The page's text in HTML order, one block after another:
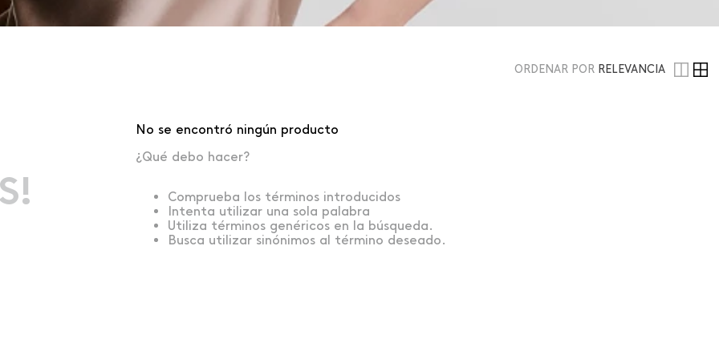
ORDENAR POR RELEVANCIA
No se encontró ningún producto
¿Qué debo hacer?
Comprueba los términos introducidos
Intenta utilizar una sola palabra
Utiliza términos genéricos en la búsqueda.
Busca utilizar sinónimos al término deseado.